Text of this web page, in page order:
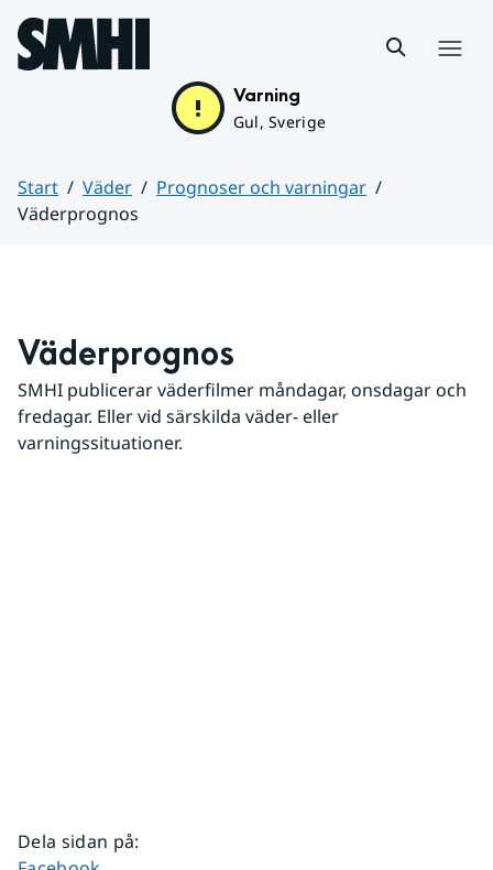
Hoppa till sidans innehåll
Varning
Gul, Sverige
Start Väder
Prognoser och varningar
Väderprognos
Väderprognos
SMHI publicerar väderfilmer måndagar, onsdagar och
fredagar. Eller vid särskilda väder- eller
varningssituationer.
Dela sidan på: